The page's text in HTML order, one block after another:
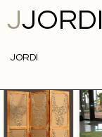
JJORDI
JORDI